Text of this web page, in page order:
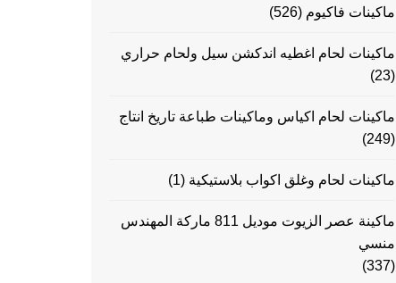
ماكينات فاكيوم (526)
ماكينات لحام اغطيه اندكشن سيل ولحام حراري
(23)
ماكينات لحام اكياس وماكينات طباعة تاريخ انتاج
(249)
ماكينات لحام وغلق اكواب بلاستيكية (1)
ماكينة عصر الزيوت موديل 811 ماركة المهندس
منسي
(337)